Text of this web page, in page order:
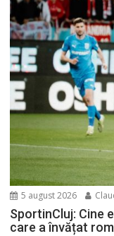
5 august 2026
SportinCluj: Cine
care a învățat